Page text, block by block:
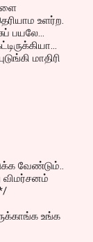
உளர்ற.
பயலே...
மாதிரி
வேண்டும்..
விமர்சனம்
உங்க